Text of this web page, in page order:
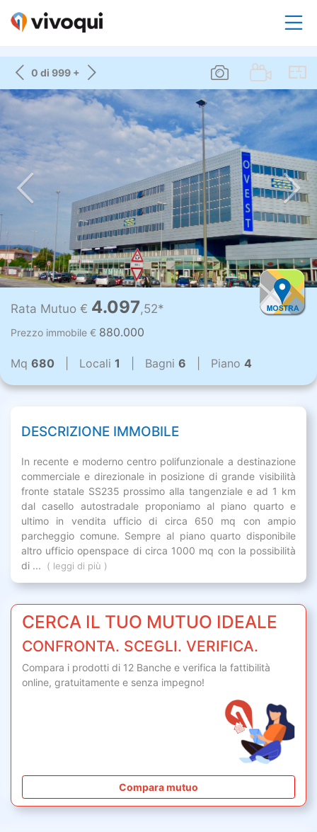
0 di 999 +
Rata Mutuo € 4.097,52*
Prezzo immobile € 880.000
Mq 680 | Locali 1 | Bagni 6 | Piano 4
DESCRIZIONE IMMOBILE
In recente e moderno centro polifunzionale a destinazione
commerciale e direzionale in posizione di grande visibilità
fronte statale SS235 prossimo alla tangenziale e ad 1 km
dal casello autostradale proponiamo al piano quarto e
ultimo in vendita ufficio di circa 650 mq con ampio
parcheggio comune. Sempre al piano quarto disponibile
altro ufficio openspace di circa 1000 mq con la possibilità
di ...
( leggi di più )
CERCA IL TUO MUTUO IDEALE
CONFRONTA. SCEGLI. VERIFICA.
Compara i prodotti di 12 Banche e verifica la fattibilità
online, gratuitamente e senza impegno!
Compara mutuo